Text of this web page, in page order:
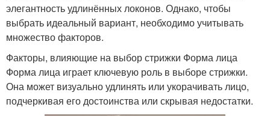
элегантность удлинённых локонов. Однако, чтобы
выбрать идеальный вариант, необходимо учитывать
множество факторов.
Факторы, влияющие на выбор стрижки Форма лица
Форма лица играет ключевую роль в выборе стрижки.
Она может визуально удлинять или укорачивать лицо,
подчеркивая его достоинства или скрывая недостатки.